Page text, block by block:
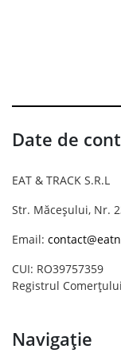
Date de
EAT & TRACK S.R.L
Str. Măceșului, Nr.
Email:
CUI: RO39757359
Registrul
Navigație